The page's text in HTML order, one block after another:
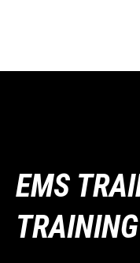
EMS